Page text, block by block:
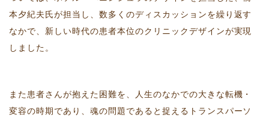
本夕紀夫氏が担当し、数多くのディスカッションを繰り返す
なかで、新しい時代の患者本位のクリニックデザインが実現
しました。
また患者さんが抱えた困難を、人生のなかでの大きな転機・
変容の時期であり、魂の問題であると捉えるトランスパーソ